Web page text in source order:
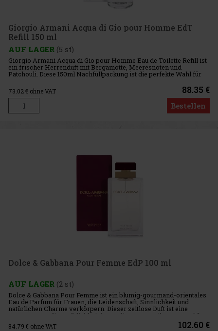
Giorgio Armani Acqua di Gio pour Homme EdT
Refill 150 ml
AUF LAGER (5 st)
Giorgio Armani Acqua di Gio pour Homme Eau de Toilette Refill ist
ein frischer Herrenduft mit Bergamotte, Meeresnoten und
Patchouli. Diese 150ml Nachfüllpackung ist die perfekte Wahl für
Männer, die jeden Tag einen Duft tragen möchten und dabei an di
73.02€ ohne VAT 88.35 €
Bestellen
Dolce & Gabbana Pour Femme EdP 100 ml
AUF LAGER (2 st)
Dolce & Gabbana Pour Femme ist ein blumig-gourmand-orientales
Eau de Parfum für Frauen, die Leidenschaft, Sinnlichkeit und
natürlichen Charme verkörpern. Dieser zeitlose Duft ist eine
Hommage an die Weiblichkeit im mediterranen Stil – warm, süß u
84.79 € ohne VAT 102.60 €